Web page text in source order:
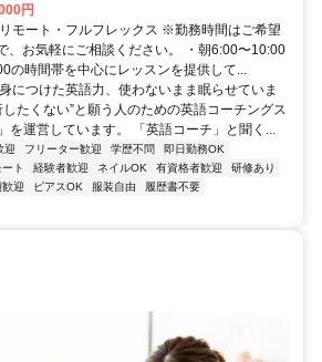
円
モート・フルフレックス ※勤務時間はご希望
、お気軽にご相談ください。 ・朝6:00〜10:00
の時間帯を中心にレッスンを提供して...
につけた英語力、使わないまま眠らせていま
たくない”と願う人のための英語コーチングス
を運営しています。 「英語コーチ」と聞く...
迎 フリーター歓迎 学歴不問
即日勤務OK
ト 経験者歓迎 ネイルOK 有資格者歓迎
研修あり
迎 ピアスOK 服装自由
履歴書不要